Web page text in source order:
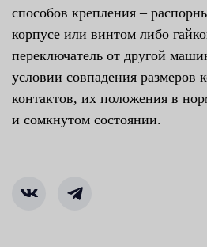
способов крепления –
корпусе или винтом либо
переключатель от другой
условии совпадения размеров
контактов, их положения в
и сомкнутом состоянии.